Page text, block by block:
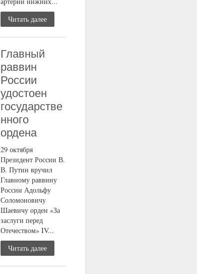
Читать далее
Главный
раввин
России
удостоен
государстве
нного
ордена
29 октября
Президент России В.
В. Путин вручил
Главному раввину
России Адольфу
Соломоновичу
Шаевичу орден «За
заслуги перед
Отечеством» IV...
Читать далее